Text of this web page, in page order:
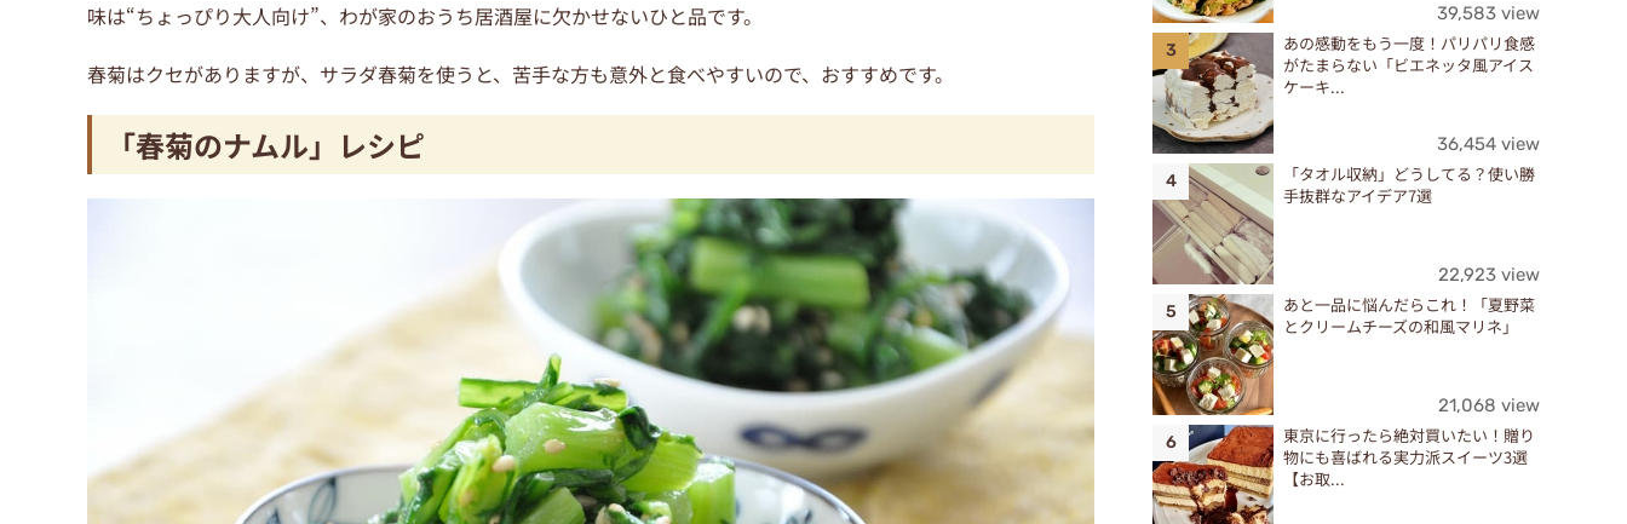
味は“ちょっぴり大人向け”、わが家のおうち居酒屋に欠かせないひと品です。
春菊はクセがありますが、サラダ春菊を使うと、苦手な方も意外と食べやすいので、おすすめです。
「春菊のナムル」レシピ
39,583 view
あの感動をもう一度！パリパリ食感
がたまらない「ビエネッタ風アイス
ケーキ...
36,454 view
「タオル収納」どうしてる？使い勝
手抜群なアイデア7選
22,923 view
あと一品に悩んだらこれ！「夏野菜
とクリームチーズの和風マリネ」
21,068 view
東京に行ったら絶対買いたい！贈り
物にも喜ばれる実力派スイーツ3選
【お取...